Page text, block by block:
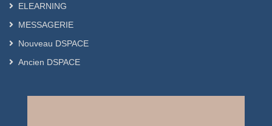
ELEARNING
MESSAGERIE
Nouveau DSPACE
Ancien DSPACE